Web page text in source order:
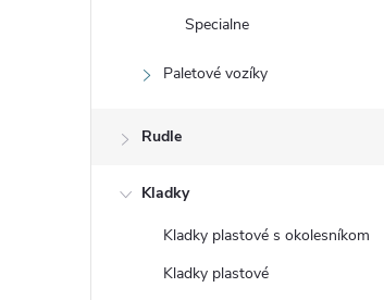
Specialne
Paletové vozíky
Rudle
Kladky
Kladky plastové s okolesníkom
Kladky plastové